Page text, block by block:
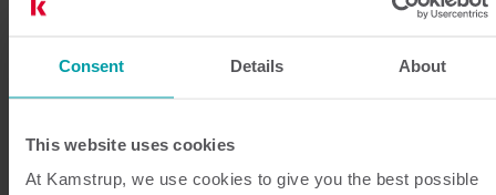
Consent Details About
This website uses cookies
At Kamstrup, we use cookies to give you the best possible